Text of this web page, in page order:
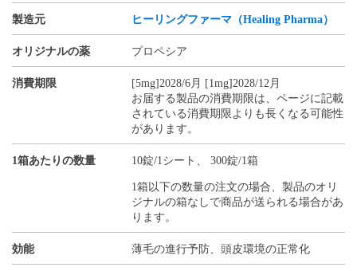
製造元 ヒーリングファーマ（Healing Pharma）
オリジナルの薬 プロペシア
消費期限
[5mg]2028/6月 [1mg]2028/12月
お届する製品の消費期限は、ページに記載
されている消費期限よりも長くなる可能性
があります。
1箱あたりの数量 10錠/1シート、 300錠/1箱
1箱以下の数量の注文の場合、製品のオリ
ジナルの箱なしで商品が送られる場合があ
ります。
効能 薄毛の進行予防、頭皮環境の正常化